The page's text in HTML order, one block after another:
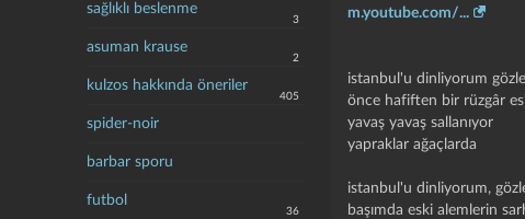
sağlıklı beslenme
3
asuman krause
2
kulzos hakkında öneriler
405
spider-noir
barbar sporu
futbol
36
m.youtube.com/...
istanbul'u dinliyorum
önce hafiften bir rüzgâr
yavaş yavaş sallanıyor
yapraklar ağaçlarda
istanbul'u dinliyorum,
başımda eski alemlerin